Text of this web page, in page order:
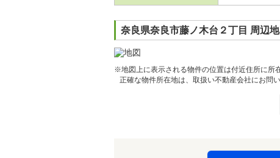
奈良県奈良市藤ノ木台２丁目 周辺
※地図上に表示される物件の位置は付近住所に所
正確な物件所在地は、取扱い不動産会社にお問い